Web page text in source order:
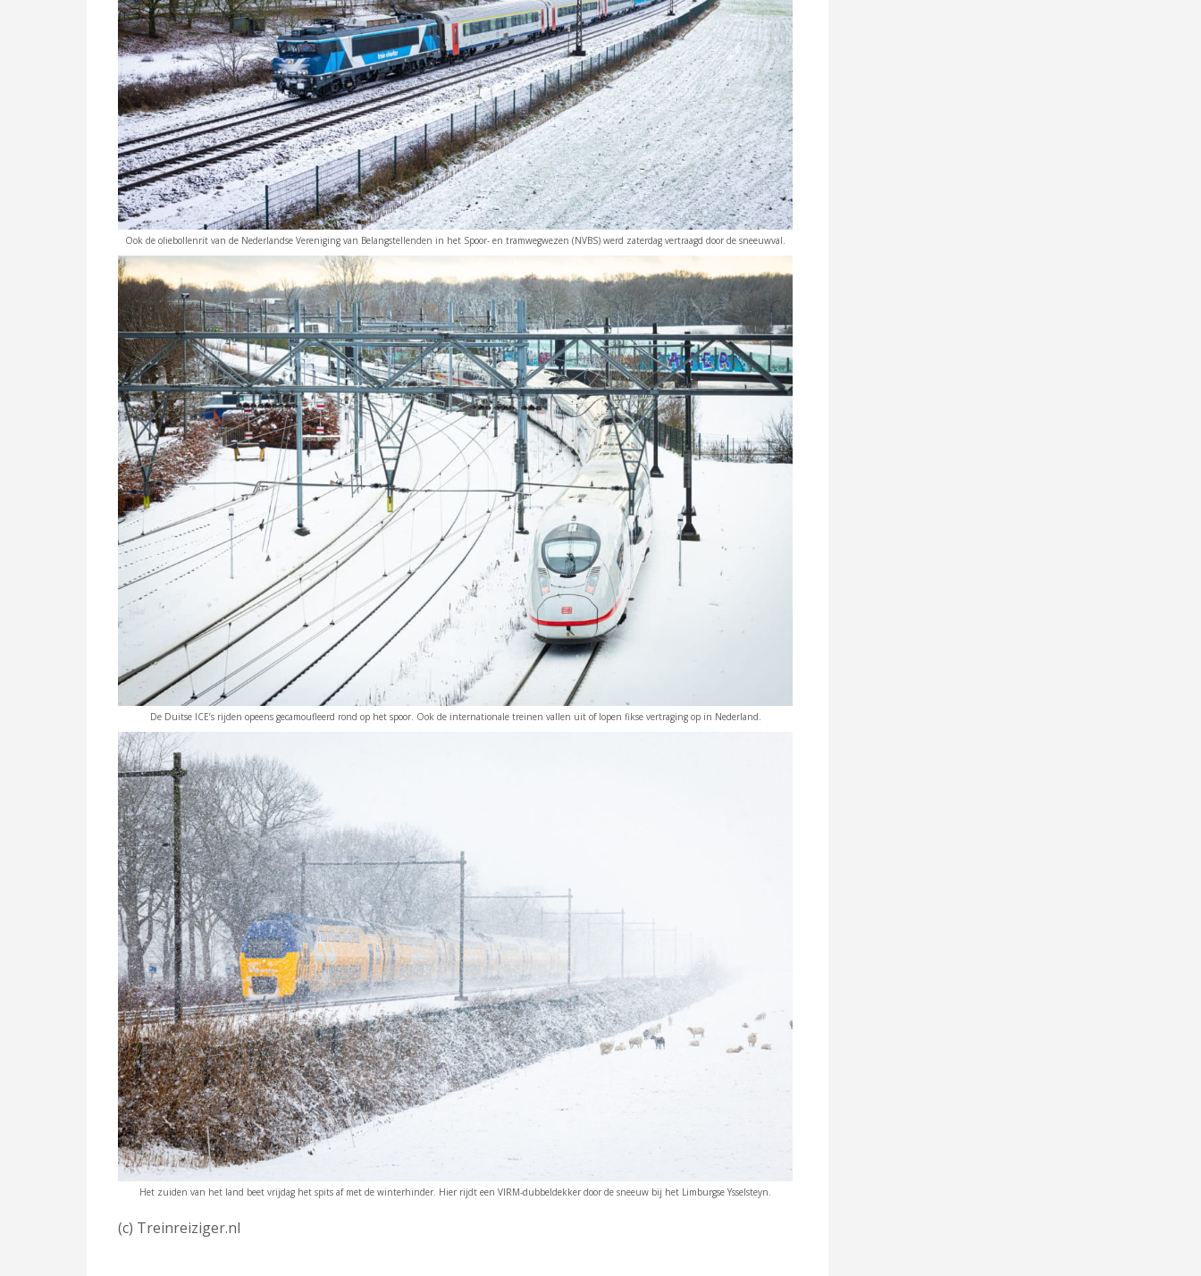
Ook de oliebollenrit van de Nederlandse Vereniging van Belangstellenden in het Spoor- en tramwegwezen (NVBS) werd zaterdag vertraagd door de sneeuwval.
De Duitse ICE’s rijden opeens gecamoufleerd rond op het spoor. Ook de internationale treinen vallen uit of lopen fikse vertraging op in Nederland.
Het zuiden van het land beet vrijdag het spits af met de winterhinder. Hier rijdt een VIRM-dubbeldekker door de sneeuw bij het Limburgse Ysselsteyn.
(c) Treinreiziger.nl